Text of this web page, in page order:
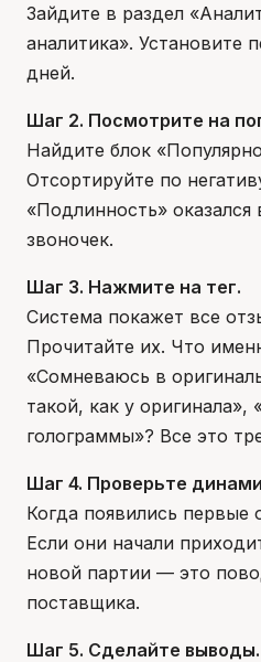
Зайдите в раздел
аналитика». Установите
дней.
Шаг 2. Посмотрите на
Найдите блок
Отсортируйте по
«Подлинность»
звоночек.
Шаг 3. Нажмите на тег.
Система покажет все
Прочитайте их. Что
«Сомневаюсь в
такой, как у оригинала»,
голограммы»? Все это
Шаг 4. Проверьте
Когда появились первые
Если они начали
новой партии — это
поставщика.
Шаг 5. Сделайте выводы.